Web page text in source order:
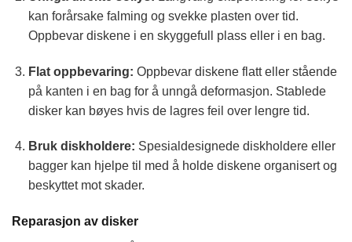
kan forårsake falming og svekke plasten over tid.
Oppbevar diskene i en skyggefull plass eller i en bag.
Flat oppbevaring: Oppbevar diskene flatt eller stående
på kanten i en bag for å unngå deformasjon. Stablede
disker kan bøyes hvis de lagres feil over lengre tid.
Bruk diskholdere: Spesialdesignede diskholdere eller
bagger kan hjelpe til med å holde diskene organisert og
beskyttet mot skader.
Reparasjon av disker